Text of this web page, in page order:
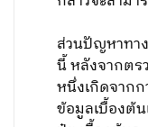
ส่วนปัญหาทา
นี้ หลังจากตร
หนึ่งเกิดจาก
ข้อมูลเบื้องต้